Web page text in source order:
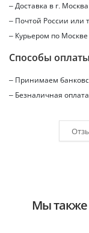
– Доставка в г. Москва
– Почтой России или
– Курьером по
Способы оплаты
– Принимаем
– Безналичная
Мы также